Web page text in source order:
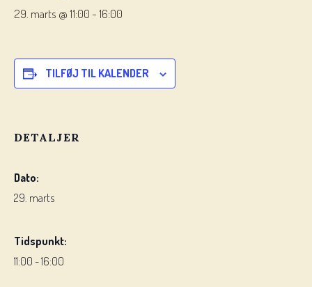
29. marts @ 11:00 -16:00
TILFØJ TIL KALENDER
DETALJER
Dato:
29. marts
Tidspunkt:
11:00 - 16:00